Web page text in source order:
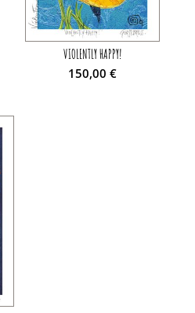
VIOLENTLY HAPPY!
150,00€